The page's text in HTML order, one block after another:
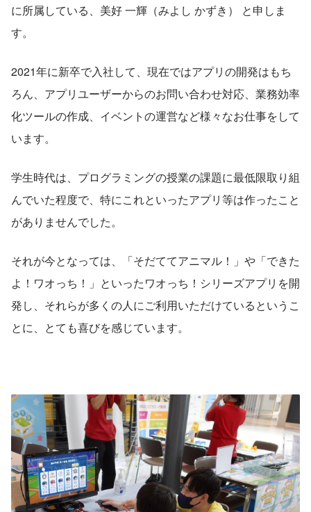
に所属している、美好 一輝（みよし かずき） と申しま
す。
2021年に新卒で入社して、現在ではアプリの開発はもち
ろん、アプリユーザーからのお問い合わせ対応、業務効率
化ツールの作成、イベントの運営など様々なお仕事をして
います。
学生時代は、プログラミングの授業の課題に最低限取り組
んでいた程度で、特にこれといったアプリ等は作ったこと
がありませんでした。
それが今となっては、「そだててアニマル！」や「できた
よ！ワオっち！」といったワオっち！シリーズアプリを開
発し、それらが多くの人にご利用いただけているというこ
とに、とても喜びを感じています。